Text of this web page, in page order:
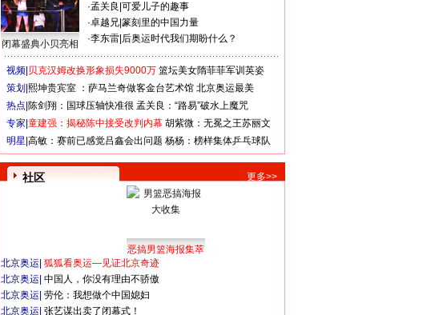
闭幕盛典小贝亮相
·孟关良 可爱儿子的趣事
·卓越兄 篆刻里的中国力量
·李东雷 后奥运时代我们期盼什么？
视频| 贝克汉姆改换形象损失9000万 篮坛美女隋菲菲军训英姿
策划| 熙坤贵宾室 ：萨马兰奇做客金台艺术馆 北京奥运最美
热点| 陈剑翔：国球压轴快准很 孟关良：“路易”破水上魔咒
专家| 童建强：揭秘陈中接受改判内幕 胡紫微：无冕之王苏丽文
明星| 高敏：赛前已感觉吕鑫会出问题 杨杨：榜样集体乒乓球队
社区 更多>>
恶搞男篮海报集萃
北京奥运 狐狐看奥运—见证北京奇迹
北京奥运 中国人，你没有理由不骄傲
北京奥运 劳伦：我想做个中国媳妇
北京奥运 张艺谋出卖了闭幕式！